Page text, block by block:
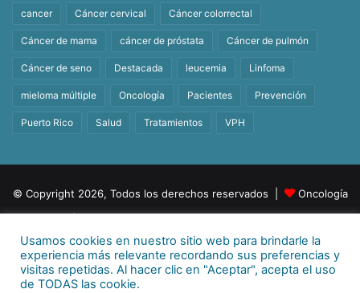
cancer Cáncer cervical Cáncer colorrectal
Cáncer de mama cáncer de próstata Cáncer de pulmón
Cáncer de seno Destacada leucemia Linfoma
mieloma múltiple Oncología Pacientes Prevención
Puerto Rico Salud Tratamientos VPH
© Copyright 2026, Todos los derechos reservados |
Oncología
Para más información
E-mail:info@behealthpr.com
FacebookTwitter
Usamos cookies en nuestro sitio web para brindarle la
experiencia más relevante recordando sus preferencias y
visitas repetidas. Al hacer clic en "Aceptar", acepta el uso
de TODAS las cookie.